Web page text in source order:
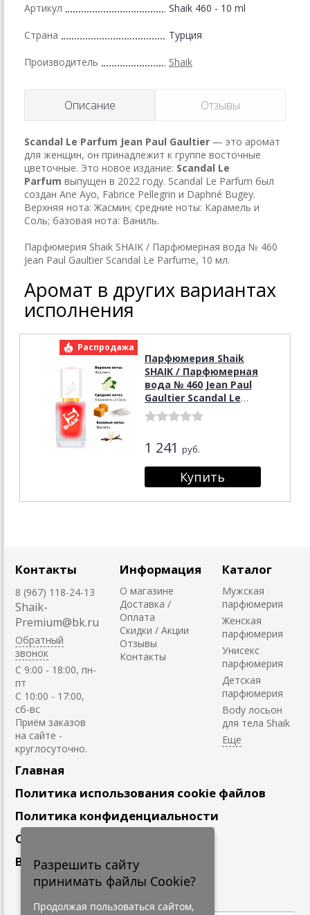
Артикул Shaik 460 - 10 ml
Страна Турция
Производитель Shaik
Описание Отзывы
Scandal Le Parfum Jean Paul Gaultier — это аромат
для женщин, он принадлежит к группе восточные
цветочные. Это новое издание: Scandal Le
Parfum выпущен в 2022 году. Scandal Le Parfum был
создан Ane Ayo, Fabrice Pellegrin и Daphné Bugey.
Верхняя нота: Жасмин; средние ноты: Карамель и
Соль; базовая нота: Ваниль.
Парфюмерия Shaik SHAIK / Парфюмерная вода № 460
Jean Paul Gaultier Scandal Le Parfume, 10 мл.
Аромат в других вариантах
исполнения
Распродажа
Парфюмерия Shaik
SHAIK / Парфюмерная
вода № 460 Jean Paul
Gaultier Scandal Le
Parfume, 50 мл.
1 241 руб.
Контакты
8 (967) 118-24-13
Shaik-
Premium@bk.ru
Обратный
звонок
C 9:00 - 18:00, пн-
пт
С 10:00 - 17:00,
сб-вс
Приём заказов
на сайте -
круглосуточно.
Информация
О магазине
Доставка /
Оплата
Скидки / Акции
Отзывы
Контакты
Каталог
Мужская
парфюмерия
Женская
парфюмерия
Унисекс
парфюмерия
Детская
парфюмерия
Body лосьон
для тела Shaik
Главная
Политика использования cookie файлов
Политика конфиденциальности
Сотрудничество
Вакансии
Подпишитесь
Разрешить сайту
принимать файлы Cookie?
Продолжая пользоваться сайтом,